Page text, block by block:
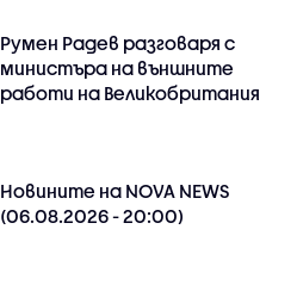
Румен Радев разговаря с
министъра на външните
работи на Великобритания
Новините на NOVA NEWS
(06.08.2026 - 20:00)